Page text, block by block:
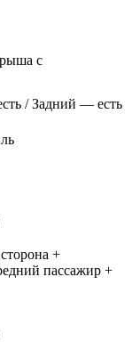
с
/ Задний — есть
+
пассажир +